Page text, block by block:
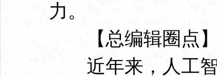
力。
【总编辑圈点
近年来，人工智